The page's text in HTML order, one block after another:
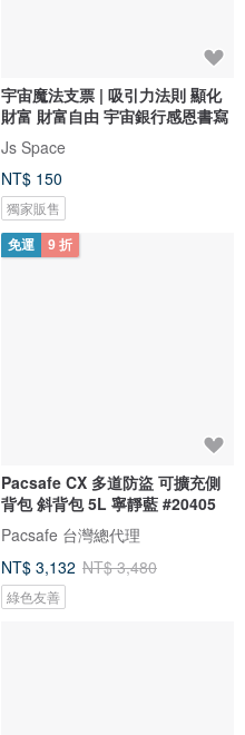
宇宙魔法支票 | 吸引力法則 顯化
財富 財富自由 宇宙銀行感恩書寫
Js Space
NT$ 150
獨家販售
免運 9 折
Pacsafe CX 多道防盜 可擴充側
背包 斜背包 5L 寧靜藍 #20405
Pacsafe 台灣總代理
NT$ 3,132 NT$ 3,480
綠色友善